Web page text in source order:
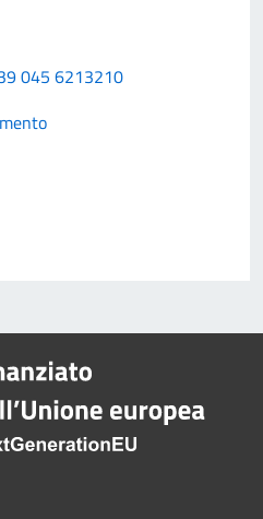
045 6213210